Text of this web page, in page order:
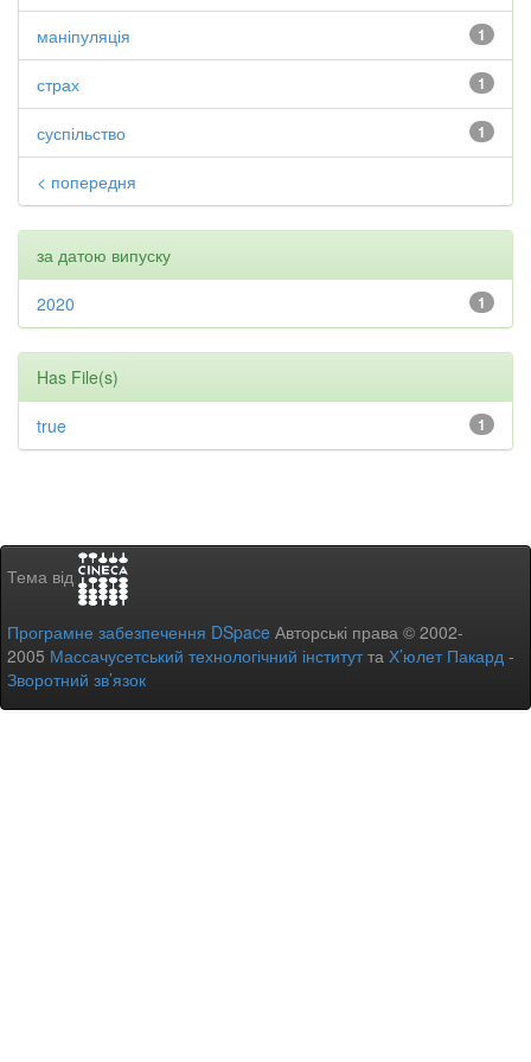
1
маніпуляція
1
страх
1
суспільство
< попередня
за датою випуску
1
2020
Has File(s)
1
true
Тема від
Програмне забезпечення DSpace Авторські права © 2002-
2005 Массачусетський технологічний інститутта Х’юлет Пакард -
Зворотний зв’язок